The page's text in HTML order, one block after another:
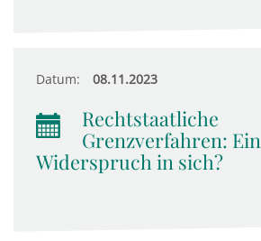
Datum: 08.11.2023
Rechtstaatliche
Grenzverfahren: Ein
Widerspruch in sich?